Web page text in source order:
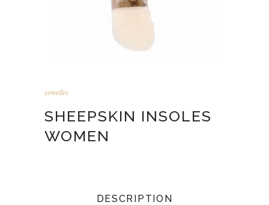
semelles
SHEEPSKIN INSOLES
WOMEN
DESCRIPTION